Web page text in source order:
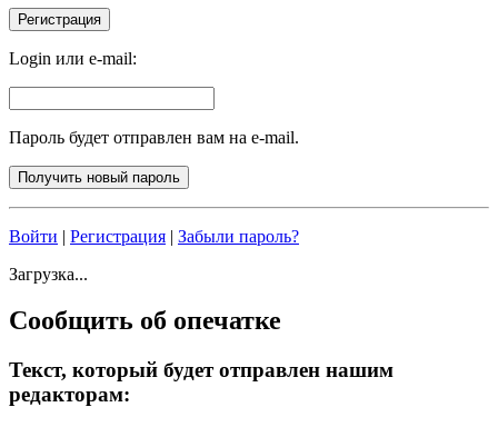
Login или e-mail:
Пароль будет отправлен вам на e-mail.
Войти | Регистрация | Забыли пароль?
Загрузка...
Сообщить об опечатке
Текст, который будет отправлен нашим
редакторам: